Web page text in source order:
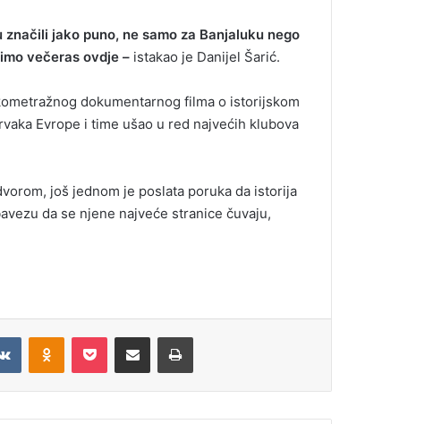
jako puno, ne samo za Banjaluku nego
večeras ovdje – istakao je Danijel Šarić.
dokumentarnog filma o istorijskom
Evrope i time ušao u red najvećih klubova
još jednom je poslata poruka da istorija
da se njene najveće stranice čuvaju,